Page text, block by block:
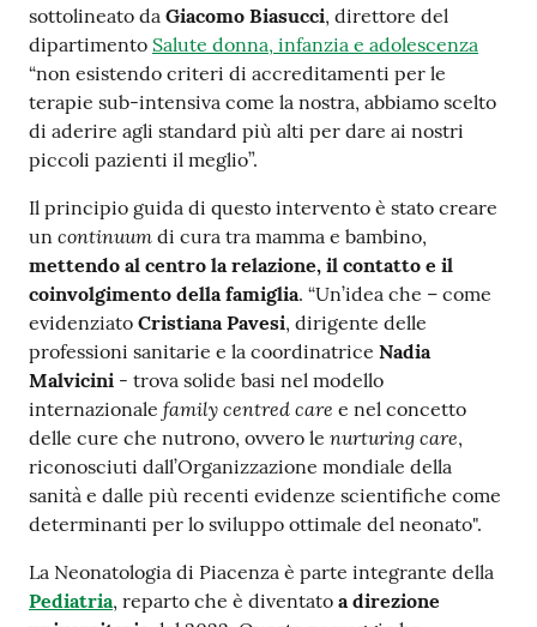
sottolineato da Giacomo Biasucci, direttore del
dipartimento Salute donna, infanzia e adolescenza
“non esistendo criteri di accreditamenti per le
terapie sub-intensiva come la nostra, abbiamo scelto
di aderire agli standard più alti per dare ai nostri
piccoli pazienti il meglio”.
Il principio guida di questo intervento è stato creare
un continuum di cura tra mamma e bambino,
mettendo al centro la relazione, il contatto e il
coinvolgimento della famiglia. “Un’idea che – come
evidenziato Cristiana Pavesi, dirigente delle
professioni sanitarie e la coordinatrice Nadia
Malvicini - trova solide basi nel modello
internazionale family centred care e nel concetto
delle cure che nutrono, ovvero le nurturing care,
riconosciuti dall’Organizzazione mondiale della
sanità e dalle più recenti evidenze scientifiche come
determinanti per lo sviluppo ottimale del neonato".
La Neonatologia di Piacenza è parte integrante della
Pediatria, reparto che è diventato a direzione